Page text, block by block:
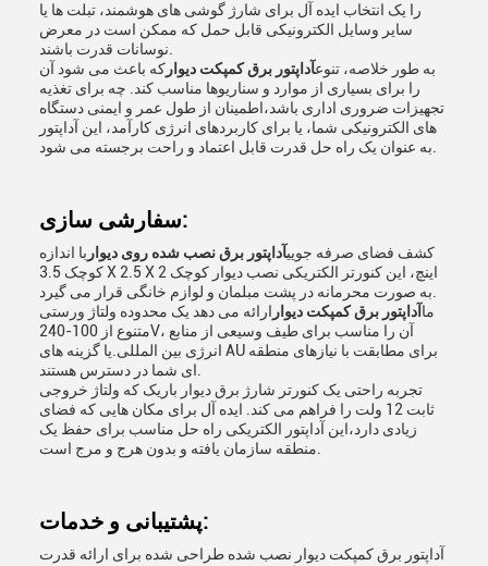
را یک انتخاب ایده آل برای شارژ گوشی های هوشمند، تبلت ها یا
سایر وسایل الکترونیکی قابل حمل که ممکن است در معرض
به طور خلاصه، تنوعآداپتور برق کمپکت دیوار که باعث می شود آن
را برای بسیاری از موارد و سناریوها مناسب کند. چه برای تغذیه
تجهیزات ضروری اداری باشد،اطمینان از طول عمر و ایمنی دستگاه
های الکترونیکی شما، یا برای کاربردهای انرژی کارآمد، این آداپتور
سفارشی سازی:
کشف فضای صرفه جوییآداپتور برق نصب شده روی دیوار با اندازه
کوچک 3.5 X 2.5 X 2 اینچ، این کنورتر الکتریکی نصب دیوار کوچک
ما آداپتور برق کمپکت دیوار ارائه می دهد یک محدوده ولتاژ ورستی
متنوع از 100-240V، آن را مناسب برای طیف وسیعی از منابع
انرژی بین المللی.یا گزینه های AU برای مطابقت با نیازهای منطقه
تجربه راحتی یک کنورتر شارژ برق دیوار باریک که ولتاژ خروجی
ثابت 12 ولت را فراهم می کند. ایده آل برای مکان هایی که فضای
زیادی دارد،این آداپتور الکتریکی راه حل مناسب برای حفظ یک
پشتیبانی و خدمات:
آداپتور برق کمپکت دیوار نصب شده طراحی شده برای ارائه قدرت